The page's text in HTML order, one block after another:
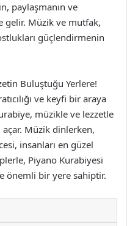
paylaşmanın ve
gelir. Müzik ve mutfak,
güçlendirmenin
Buluştuğu Yerlere!
ve keyfi bir araya
müzikle ve lezzetle
açar. Müzik dinlerken,
insanları en güzel
Piyano Kurabiyesi
önemli bir yere sahiptir.